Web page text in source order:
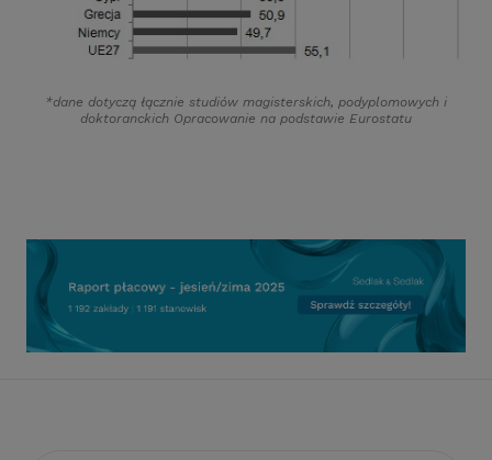
*dane dotyczą łącznie studiów magisterskich, podyplomowych i
doktoranckich Opracowanie na podstawie Eurostatu